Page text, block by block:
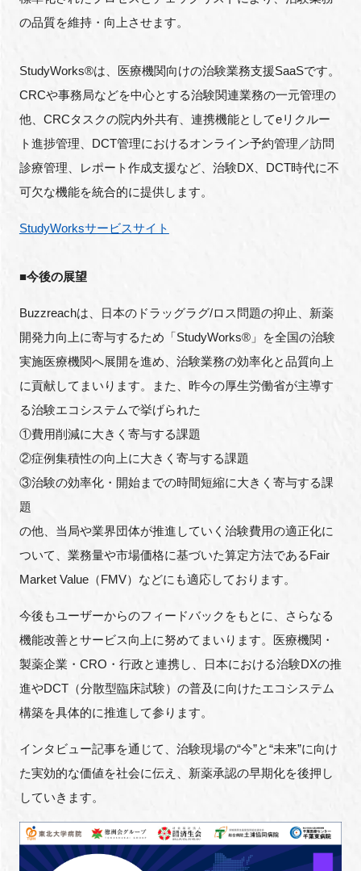
の品質を維持・向上させます。
StudyWorks®︎は、医療機関向けの治験業務支援SaaSです。
CRCや事務局などを中心とする治験関連業務の一元管理の
他、CRCタスクの院内外共有、連携機能としてeリクルー
ト進捗管理、DCT管理におけるオンライン予約管理／訪問
診療管理、レポート作成支援など、治験DX、DCT時代に不
可欠な機能を統合的に提供します。
StudyWorksサービスサイト
■今後の展望
Buzzreachは、日本のドラッグラグ/ロス問題の抑止、新薬
開発力向上に寄与するため「StudyWorks®︎」を全国の治験
実施医療機関へ展開を進め、治験業務の効率化と品質向上
に貢献してまいります。また、昨今の厚生労働省が主導す
る治験エコシステムで挙げられた
①費用削減に大きく寄与する課題
②症例集積性の向上に大きく寄与する課題
③治験の効率化・開始までの時間短縮に大きく寄与する課
題
の他、当局や業界団体が推進していく治験費用の適正化に
ついて、業務量や市場価格に基づいた算定方法であるFair
Market Value（FMV）などにも適応しております。
今後もユーザーからのフィードバックをもとに、さらなる
機能改善とサービス向上に努めてまいります。医療機関・
製薬企業・CRO・行政と連携し、日本における治験DXの推
進やDCT（分散型臨床試験）の普及に向けたエコシステム
構築を具体的に推進して参ります。
インタビュー記事を通じて、治験現場の“今”と“未来”に向け
た実効的な価値を社会に伝え、新薬承認の早期化を後押し
していきます。